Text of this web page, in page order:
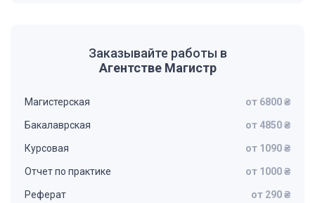
Заказывайте работы в
Агентстве Магистр
Магистерская от 6800 ₴
Бакалаврская от 4850 ₴
Курсовая от 1090 ₴
Отчет по практике от 1000 ₴
Реферат от 290 ₴